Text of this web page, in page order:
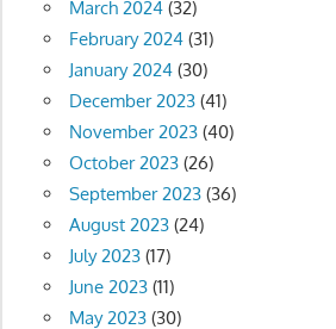
March 2024(32)
February 2024(31)
January 2024(30)
December 2023(41)
November 2023(40)
October 2023(26)
September 2023(36)
August 2023(24)
July 2023(17)
June 2023(11)
May 2023(30)